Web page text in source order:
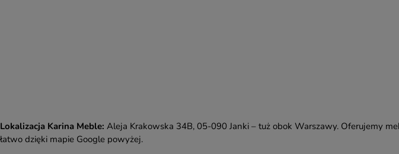
Lokalizacja Karina Meble: Aleja Krakowska 34B, 05-090 Janki – tuż obok Warszawy. Oferujemy
łatwo dzięki mapie Google powyżej.